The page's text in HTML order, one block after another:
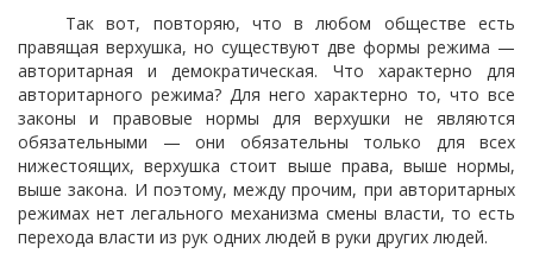
Так вот, повторяю, что в любом обществе есть
правящая верхушка, но существуют две формы режима —
авторитарная и демократическая. Что характерно для
авторитарного режима? Для него характерно то, что все
законы и правовые нормы для верхушки не являются
обязательными — они обязательны только для всех
нижестоящих, верхушка стоит выше права, выше нормы,
выше закона. И поэтому, между прочим, при авторитарных
режимах нет легального механизма смены власти, то есть
перехода власти из рук одних людей в руки других людей.